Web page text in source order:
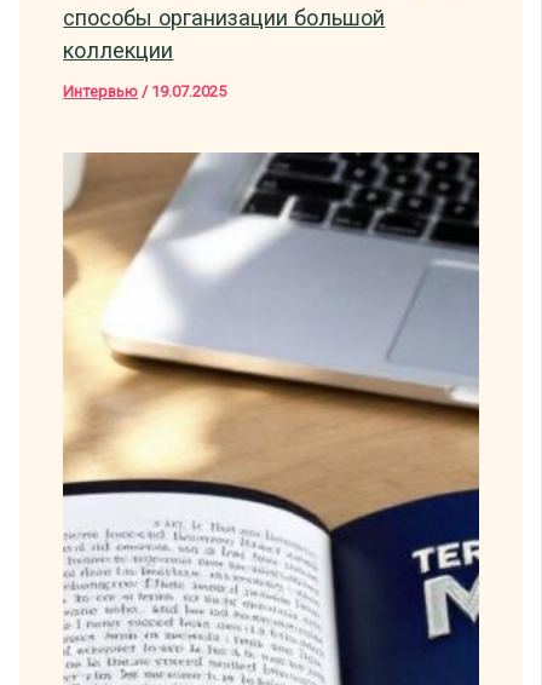
способы организации большой
коллекции
Интервью / 19.07.2025